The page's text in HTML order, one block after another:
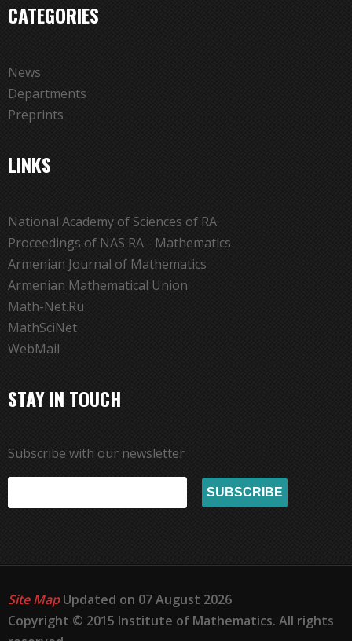
CATEGORIES
News
Departments
Preprints
LINKS
National Academy of Sciences of RA
Proceedings of NAS RA - Mathematics
Armenian Journal of Mathematics
Armenian Mathematical Union
Math-Net.Ru
MathSciNet
WebMail
STAY IN TOUCH
Subscribe with our newsletter
Site MapUpdated on 07 August 2026
Copyright © 2015 Institute of Mathematics. All rights